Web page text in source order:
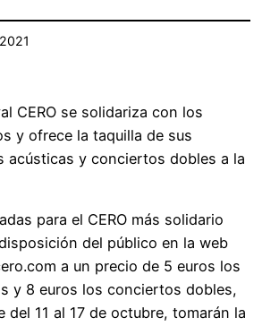
CERO se solidariza con los
y ofrece la taquilla de sus
acústicas y conciertos dobles a la
para el CERO más solidario
del público en la web
a un precio de 5 euros los
y 8 euros los conciertos dobles,
del 11 al 17 de octubre, tomarán la